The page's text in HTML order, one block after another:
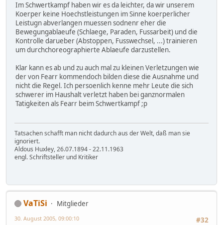
Im Schwertkampf haben wir es da leichter, da wir unserem
Koerper keine Hoechstleistungen im Sinne koerperlicher
Leistugn abverlangen muessen sodnenr eher die
Bewegungablaeufe (Schlaege, Paraden, Fussarbeit) und die
Kontrolle darueber (Abstoppen, Fusswechsel, ...) trainieren
um durchchoreographierte Ablaeufe darzustellen.
Klar kann es ab und zu auch mal zu kleinen Verletzungen wie
der von Fearr kommendoch bilden diese die Ausnahme und
nicht die Regel. Ich persoenlich kenne mehr Leute die sich
schwerer im Haushalt verletzt haben bei ganznormalen
Tatigkeiten als Fearr beim Schwertkampf ;p
Tatsachen schafft man nicht dadurch aus der Welt, daß man sie
ignoriert.
Aldous Huxley, 26.07.1894 - 22.11.1963
engl. Schriftsteller und Kritiker
VaTiSi
Mitglieder
#32
30. August 2005, 09:00:10